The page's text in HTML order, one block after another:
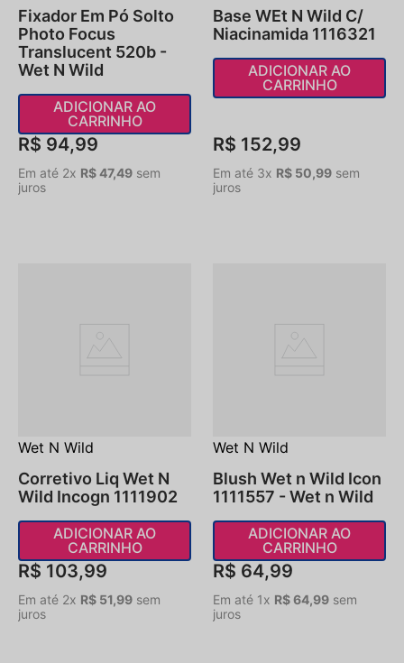
Fixador Em Pó Solto
Photo Focus
Translucent 520b -
Wet N Wild
ADICIONAR AO
CARRINHO
R$ 94,99
Em até 2x R$47,49 sem
juros
Base WEt N Wild C/
Niacinamida 1116321
ADICIONAR AO
CARRINHO
R$ 152,99
Em até 3x R$ 50,99 sem
juros
Wet N Wild
Corretivo Liq Wet N
Wild Incogn 1111902
ADICIONAR AO
CARRINHO
R$ 103,99
Em até 2x R$ 51,99 sem
juros
Wet N Wild
Blush Wet n Wild Icon
1111557 - Wet n Wild
ADICIONAR AO
CARRINHO
R$ 64,99
Em até 1x R$64,99 sem
juros